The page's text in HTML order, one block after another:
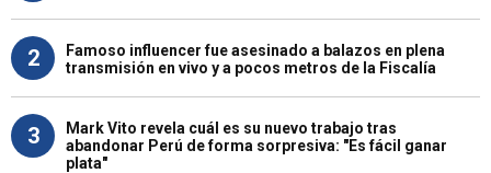
2
Famoso influencer fue asesinado a balazos en plena
transmisión en vivo y a pocos metros de la Fiscalía
3
Mark Vito revela cuál es su nuevo trabajo tras
abandonar Perú de forma sorpresiva: "Es fácil ganar
plata"